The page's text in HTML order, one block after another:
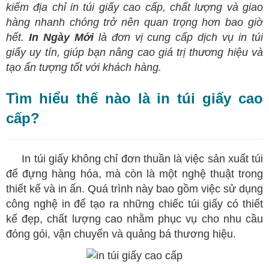
kiếm địa chỉ in túi giấy cao cấp, chất lượng và giao
hàng nhanh chóng trở nên quan trọng hơn bao giờ
hết. In Ngày Mớilà đơn vị cung cấp dịch vụ intúi
giấyuy tín, giúp bạn nâng cao giá trị thương hiệu và
tạo ấn tượng tốt với khách hàng.
Tìm hiểu thế nào là in túi giấy cao
cấp?
In túi giấy không chỉ đơn thuần là việc sản xuất túi
để đựng hàng hóa, mà còn là một nghệ thuật trong
thiết kế và in ấn. Quá trình này bao gồm việc sử dụng
công nghệ in để tạo ra những chiếc túi giấy có thiết
kế đẹp, chất lượng cao nhằm phục vụ cho nhu cầu
đóng gói, vận chuyển và quảng bá thương hiệu.